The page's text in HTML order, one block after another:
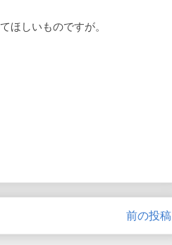
ほしいものですが。
前の投稿